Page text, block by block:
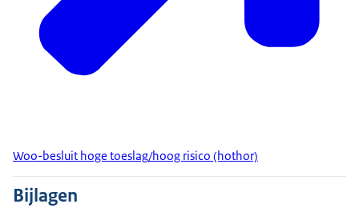
Woo-besluit hoge toeslag/hoog risico (hothor)
Bijlagen